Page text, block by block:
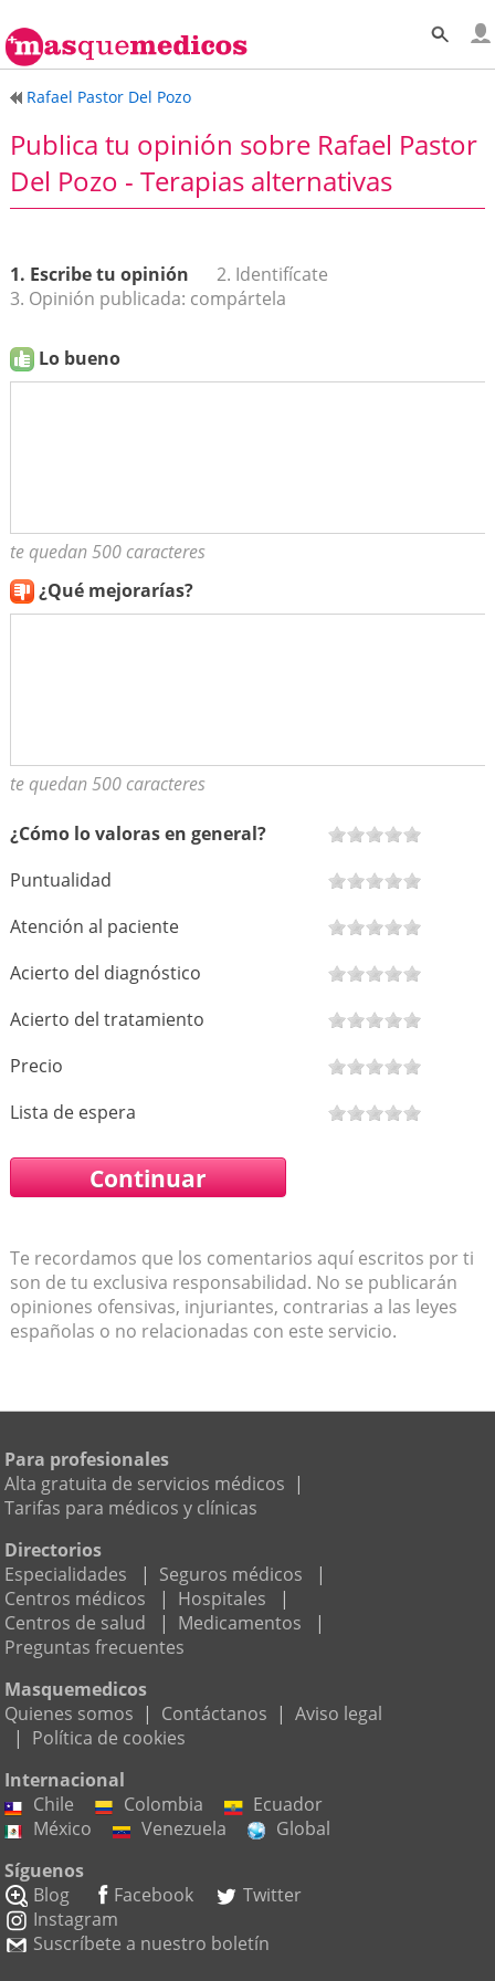
Rafael Pastor Del Pozo
Publica tu opinión sobre Rafael Pastor
Del Pozo - Terapias alternativas
1. Escribe tu opinión
2. Identifícate
3. Opinión publicada: compártela
Lo bueno
te quedan 500 caracteres
¿Qué mejorarías?
te quedan 500 caracteres
¿Cómo lo valoras en general?
Puntualidad
Atención al paciente
Acierto del diagnóstico
Acierto del tratamiento
Precio
Lista de espera
Te recordamos que los comentarios aquí escritos por ti
son de tu exclusiva responsabilidad. No se publicarán
opiniones ofensivas, injuriantes, contrarias a las leyes
españolas o no relacionadas con este servicio.
Para profesionales
Alta gratuita de servicios médicos |
Tarifas para médicos y clínicas
Directorios
Especialidades
| Seguros médicos
|
Centros médicos
| Hospitales
|
Centros de salud
| Medicamentos
|
Preguntas frecuentes
Masquemedicos
Quienes somos | Contáctanos | Aviso legal
| Política de cookies
Internacional
Chile
Colombia
Ecuador
México
Venezuela
Global
Síguenos
Blog
Facebook
Twitter
Instagram
Suscríbete a nuestro boletín